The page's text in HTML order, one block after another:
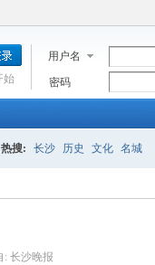
用户名
密码
始
热搜: 长沙 历史 文化 名城
: 长沙晚报